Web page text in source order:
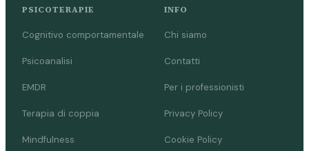
PSICOTERAPIE
Cognitivo comportamentale
Psicoanalisi
EMDR
Terapia di coppia
Mindfulness
INFO
Chi siamo
Contatti
Per i professionisti
Privacy Policy
Cookie Policy